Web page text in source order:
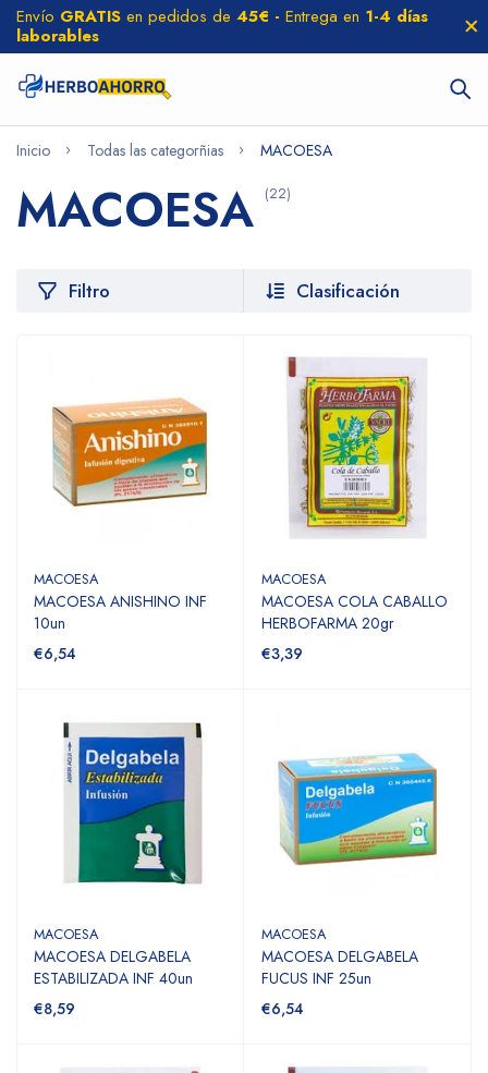
Envío GRATIS en pedidos de 45€ - Entrega en 1-4 días
laborables
Inicio Todas las categorñias MACOESA
MACOESA (22)
Filtro Clasificación
MACOESA
MACOESA ANISHINO INF
10un
€6,54
MACOESA
MACOESA COLA CABALLO
HERBOFARMA 20gr
€3,39
MACOESA
MACOESA DELGABELA
ESTABILIZADA INF 40un
€8,59
MACOESA
MACOESA DELGABELA
FUCUS INF 25un
€6,54